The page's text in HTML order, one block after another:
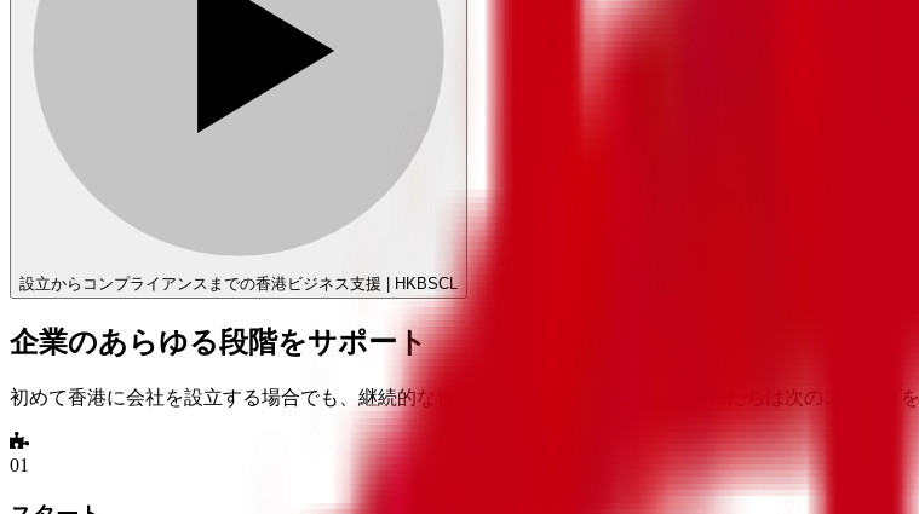
設立からコンプライアンスまでの香港ビジネス支援 | HKBSCL
企業のあらゆる段階をサポート
初めて香港に会社を設立する場合でも、継続的なビジネスを維持する場合でも、私たちは次のステップ
01